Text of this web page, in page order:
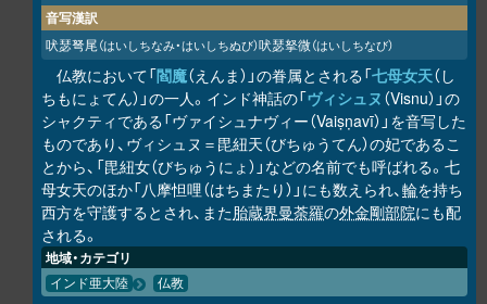
音写漢訳
吠瑟弩尾（はいしちなみ・はいしちぬび）吠瑟拏微（はいしちなび）
仏教において「閻魔（えんま）」の眷属とされる「七母女天（し
ちもにょてん）」の一人。インド神話の「ヴィシュヌ （Visnu）」の
シャクティである「ヴァイシュナヴィー（Vaiṣṇavī）」を音写した
ものであり、ヴィシュヌ＝毘紐天（びちゅうてん）の妃であるこ
とから、「毘紐女（びちゅうにょ）」などの名前でも呼ばれる。七
母女天のほか「八摩怛哩（はちまたり）」にも数えられ、輪を持ち
西方を守護するとされ、また胎蔵界曼荼羅の外金剛部院にも配
される。
地域・カテゴリ
インド亜大陸 仏教